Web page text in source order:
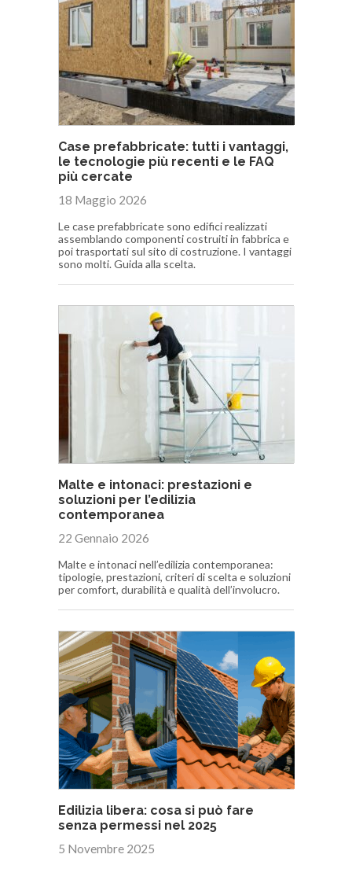
Case prefabbricate: tutti i vantaggi,
le tecnologie più recenti e le FAQ
più cercate
18 Maggio 2026
Le case prefabbricate sono edifici realizzati
assemblando componenti costruiti in fabbrica e
poi trasportati sul sito di costruzione. I vantaggi
sono molti. Guida alla scelta.
Malte e intonaci: prestazioni e
soluzioni per l’edilizia
contemporanea
22 Gennaio 2026
Malte e intonaci nell’edilizia contemporanea:
tipologie, prestazioni, criteri di scelta e soluzioni
per comfort, durabilità e qualità dell’involucro.
Edilizia libera: cosa si può fare
senza permessi nel 2025
5 Novembre 2025